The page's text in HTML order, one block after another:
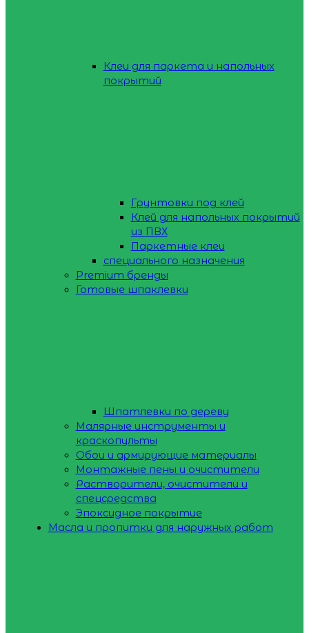
Клеи для паркета и напольных
покрытий
Грунтовки под клей
Клей для напольных покрытий
из ПВХ
Паркетные клеи
специального назначения
Premium бренды
Готовые шпаклевки
Шпатлевки по дереву
Малярные инструменты и
краскопульты
Обои и армирующие материалы
Монтажные пены и очистители
Растворители, очистители и
спецсредства
Эпоксидное покрытие
Масла и пропитки для наружных работ